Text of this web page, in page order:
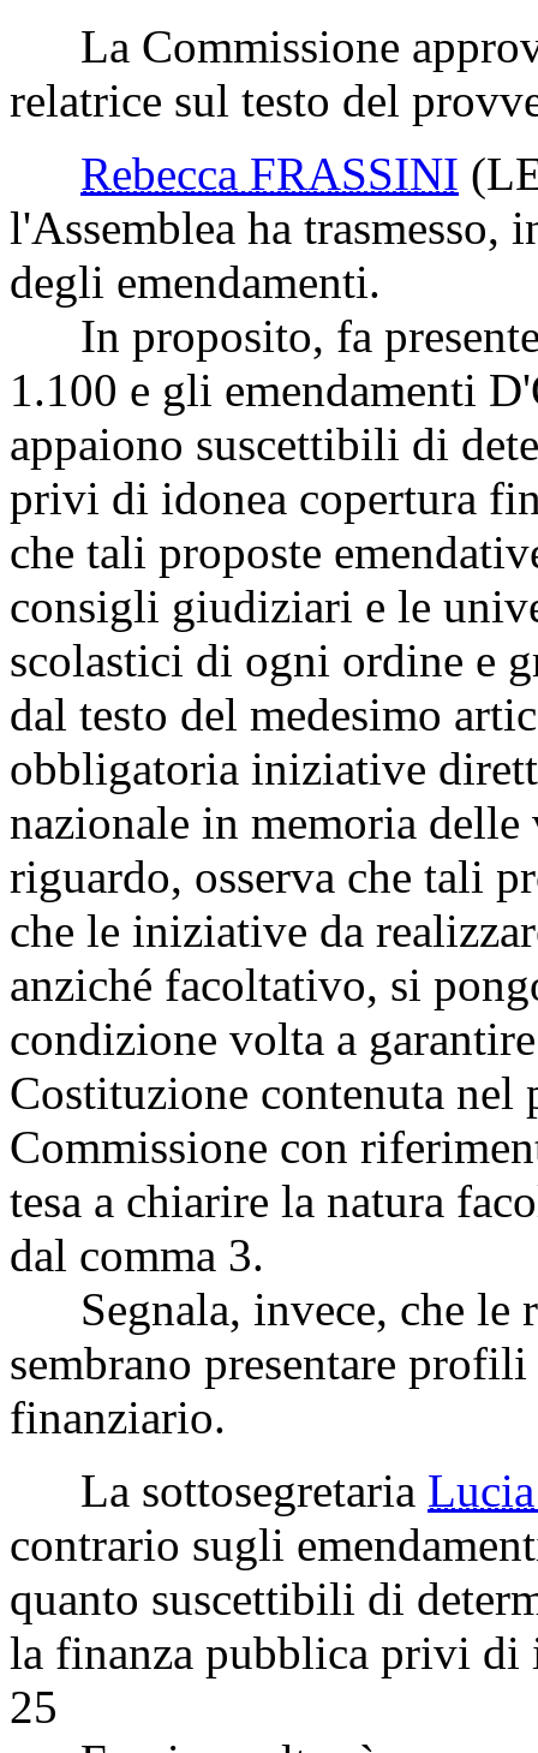
La Commissione
relatrice sul testo del
Rebecca FRASSINI
l'Assemblea ha trasmesso,
degli emendamenti.
In proposito, fa presente
1.100 e gli emendamenti
appaiono suscettibili di
privi di idonea copertura
che tali proposte
consigli giudiziari e le
scolastici di ogni ordine e
dal testo del medesimo
obbligatoria iniziative
nazionale in memoria
riguardo, osserva che tali
che le iniziative da
anziché facoltativo, si
condizione volta a
Costituzione contenuta nel
Commissione con
tesa a chiarire la natura
dal comma 3.
Segnala, invece, che le
sembrano presentare
finanziario.
La sottosegretaria
contrario sugli
quanto suscettibili di
la finanza pubblica privi di
25